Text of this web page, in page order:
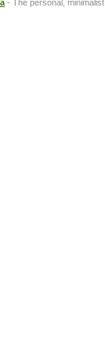
- The personal,